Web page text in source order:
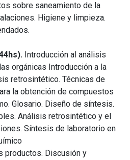
sobre saneamiento de la
Higiene y limpieza.
Introducción al análisis
orgánicas Introducción a la
retrosintético. Técnicas de
la obtención de compuestos
Glosario. Diseño de síntesis.
Análisis retrosintético y el
Síntesis de laboratorio en
productos. Discusión y